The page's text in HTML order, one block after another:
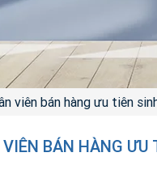
viên bán hàng ưu tiên
BÁN HÀNG